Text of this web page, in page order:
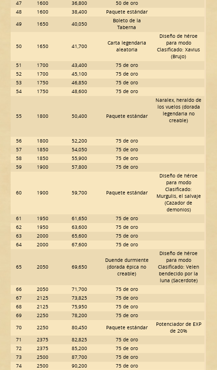
47 1600 36,800
50 de oro
48
1600 38,400
Paquete estándar
49
1650 40,050
Boleto de la
Taberna
50 1650 41,700
Carta legendaria
aleatoria
Diseño de héroe
para modo
Clasificado: Xavius
(Brujo)
51
1700 43,400
75 de oro
52
1700 45,100
75 de oro
53
1750 46,850
75 de oro
54
1750 48,600 75 de oro
55 1800 50,400 Paquete estándar
Naralex, heraldo de
los vuelos (dorada
legendaria no
creable)
56 1800 52,200
75 de oro
57
1850 54,050
75 de oro
58
1850 55,900
75 de oro
59
1900 57,800 75 de oro
60 1900 59,700 Paquete estándar
Diseño de héroe
para modo
Clasificado:
Murgulis, el salvaje
(Cazador de
demonios)
61
1950 61,650
75 de oro
62
1950 63,600
75 de oro
63
2000 65,600
75 de oro
64
2000 67,600 75 de oro
65 2050 69,650
Duende durmiente
(dorada épica no
creable)
Diseño de héroe
para modo
Clasificado: Velen
bendecido por la
luna (Sacerdote)
66
2050 71,700
75 de oro
67
2125 73,825
75 de oro
68
2125 75,950
75 de oro
69
2250 78,200
75 de oro
70
2250 80,450 Paquete estándar
Potenciador de EXP
de 20%
71
2375 82,825
75 de oro
72
2375 85,200
75 de oro
73
2500 87,700
75 de oro
74
2500 90,200 75 de oro